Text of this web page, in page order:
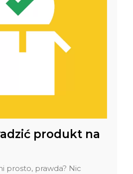
produkt na
prosto, prawda? Nic